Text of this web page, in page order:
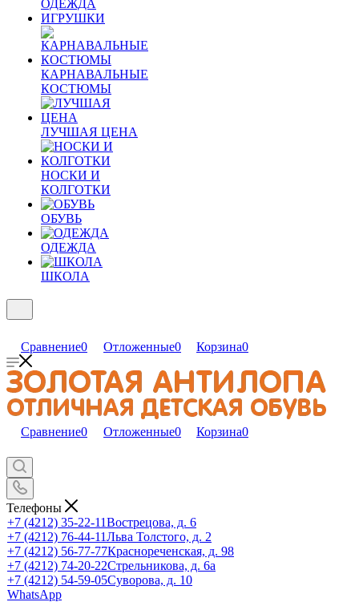
ОДЕЖДА
ИГРУШКИ
КАРНАВАЛЬНЫЕ
КОСТЮМЫ
ЛУЧШАЯ ЦЕНА
НОСКИ И
КОЛГОТКИ
ОБУВЬ
ОДЕЖДА
ШКОЛА
Сравнение0 Отложенные0 Корзина0
Сравнение0 Отложенные0 Корзина0
Телефоны
+7 (4212) 35-22-11Вострецова, д. 6
+7 (4212) 76-44-11Льва Толстого, д. 2
+7 (4212) 56-77-77Краснореченская, д. 98
+7 (4212) 74-20-22Стрельникова, д. 6а
+7 (4212) 54-59-05Суворова, д. 10
WhatsApp